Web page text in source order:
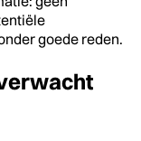
goede reden.